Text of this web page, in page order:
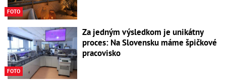
FOTO
FOTO
Za jedným výsledkom je unikátny
proces: Na Slovensku máme špičkové
pracovisko